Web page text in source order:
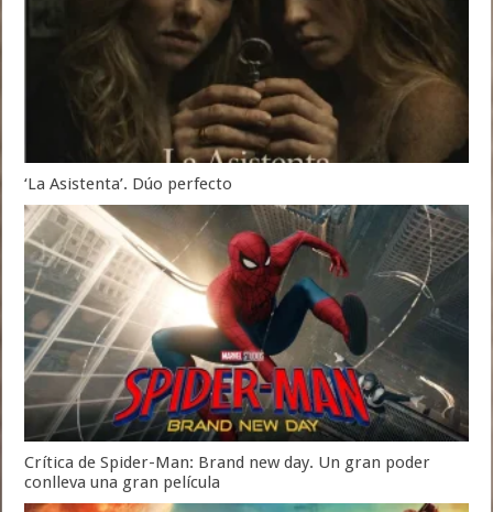
‘La Asistenta’. Dúo perfecto
Crítica de Spider-Man: Brand new day. Un gran poder
conlleva una gran película